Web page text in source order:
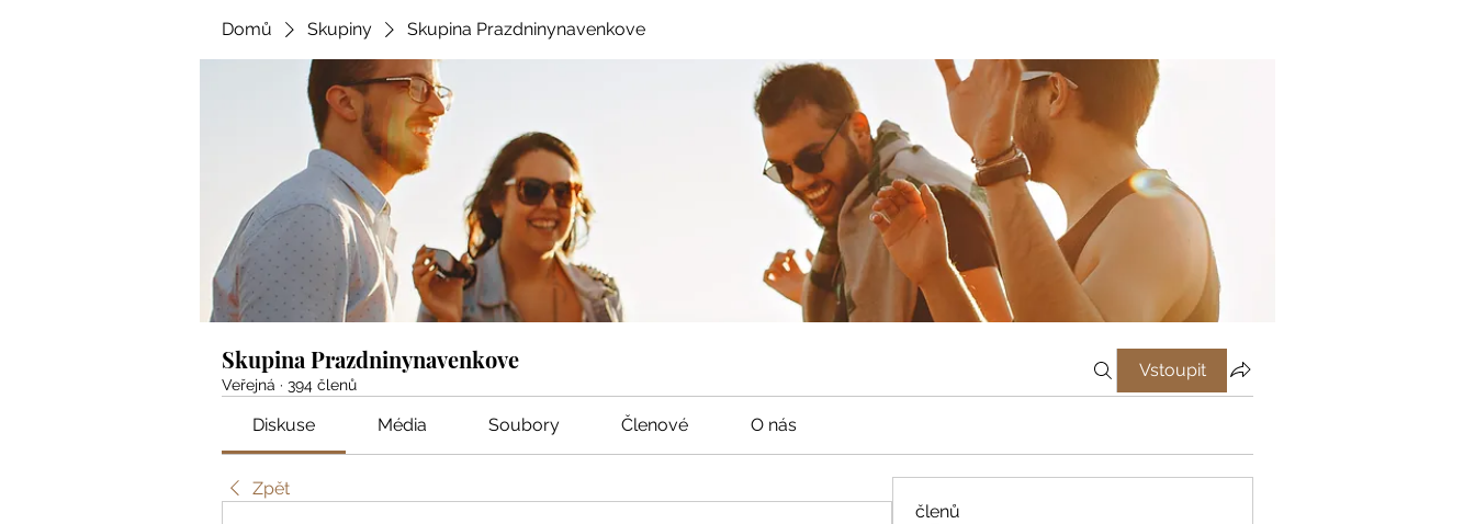
Domů Skupiny Skupina Prazdninynavenkove
Skupina Prazdninynavenkove
Veřejná · 394 členů
Vstoupit
Diskuse Média Soubory Členové O nás
Zpět
členů